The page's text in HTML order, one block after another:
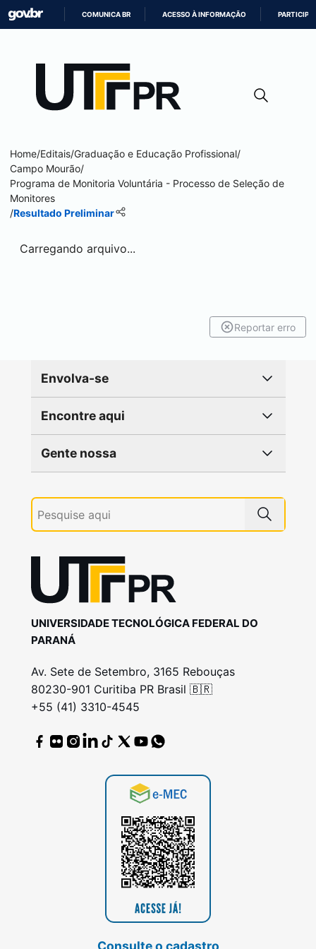
CONTEÚDO
COMUNICA BR ACESSO À INFORMAÇÃO PARTICIPE
Home/Editais/Graduação e Educação Profissional/
Campo Mourão/
Programa de Monitoria Voluntária - Processo de Seleção de
Monitores
/Resultado Preliminar
Carregando arquivo...
Reportar erro
Envolva-se
Encontre aqui
Gente nossa
UNIVERSIDADE TECNOLÓGICA FEDERAL DO
PARANÁ
Av. Sete de Setembro, 3165 Rebouças
80230-901 Curitiba PR Brasil 🇧🇷
+55 (41) 3310-4545
Consulte o cadastro